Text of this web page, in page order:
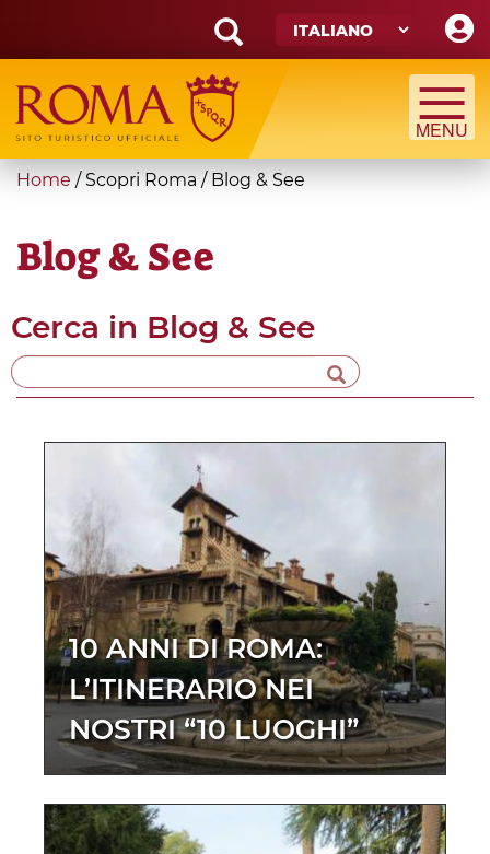
main
content
Search
form
Cerca
You
here
Home / Scopri Roma / Blog & See
Blog & See
Cerca in Blog & See
10 ANNI DI ROMA:
L’ITINERARIO NEI
NOSTRI “10 LUOGHI”